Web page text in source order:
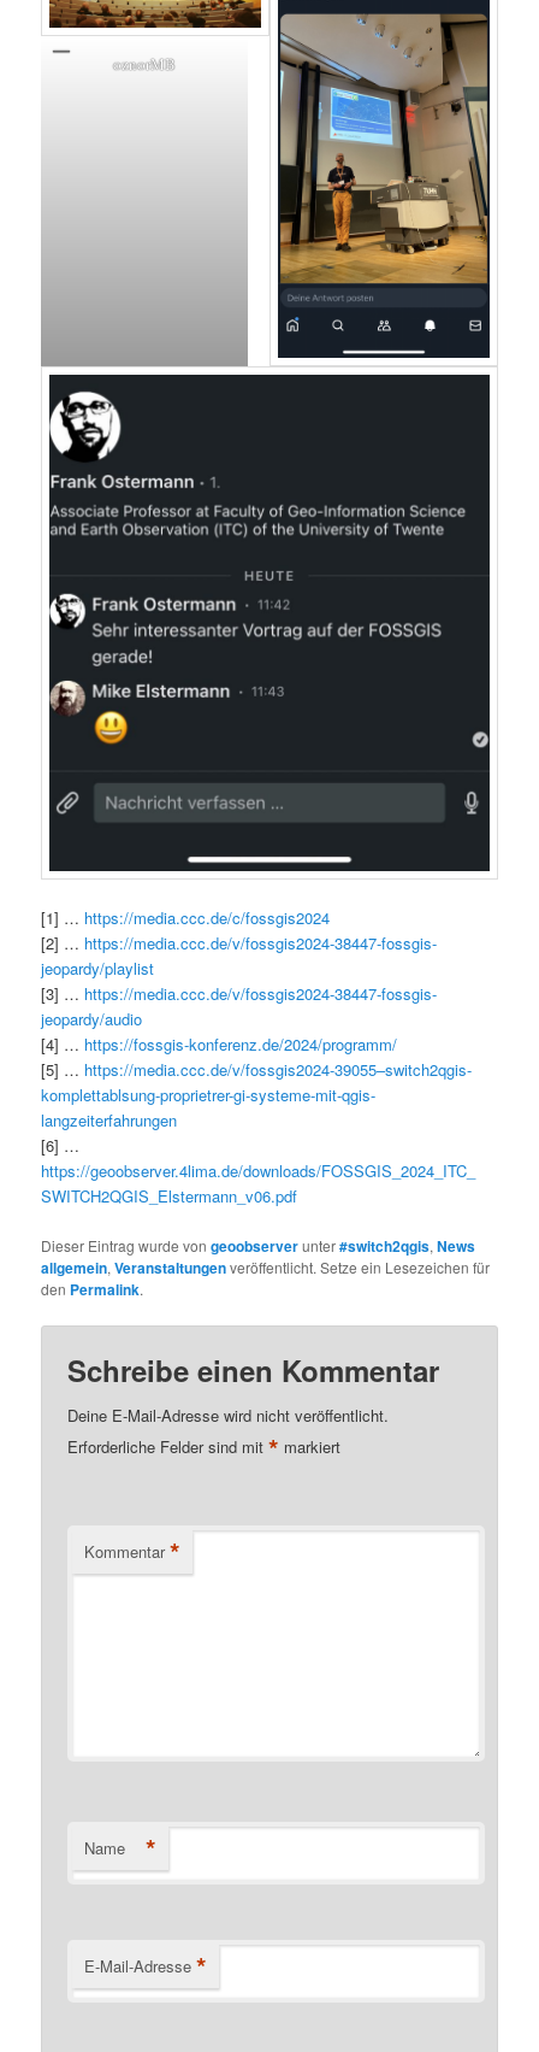
oznorMB
[1] … https://media.ccc.de/c/fossgis2024
[2] … https://media.ccc.de/v/fossgis2024-38447-fossgis-
jeopardy/playlist
[3] … https://media.ccc.de/v/fossgis2024-38447-fossgis-
jeopardy/audio
[4] … https://fossgis-konferenz.de/2024/programm/
[5] … https://media.ccc.de/v/fossgis2024-39055–switch2qgis-
komplettablsung-proprietrer-gi-systeme-mit-qgis-
langzeiterfahrungen
[6] …
https://geoobserver.4lima.de/downloads/FOSSGIS_2024_ITC_
SWITCH2QGIS_Elstermann_v06.pdf
Dieser Eintrag wurde vongeoobserverunter#switch2qgis,News
allgemein,Veranstaltungenveröffentlicht. Setze ein Lesezeichen für
den Permalink.
Schreibe einen Kommentar
Deine E-Mail-Adresse wird nicht veröffentlicht.
Erforderliche Felder sind mit* markiert
Kommentar *
Name *
E-Mail-Adresse *